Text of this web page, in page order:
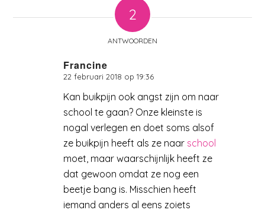
2
ANTWOORDEN
Francine
zegt:
22 februari 2018 op 19:36
Kan buikpijn ook angst zijn om naar
school te gaan? Onze kleinste is
nogal verlegen en doet soms alsof
ze buikpijn heeft als ze naar school
moet, maar waarschijnlijk heeft ze
dat gewoon omdat ze nog een
beetje bang is. Misschien heeft
iemand anders al eens zoiets